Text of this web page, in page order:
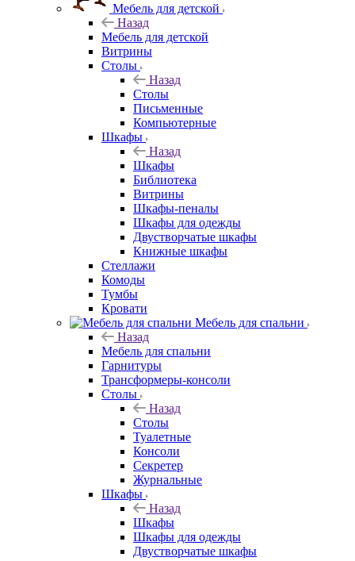
Мебель для детской
Назад
Мебель для детской
Витрины
Столы
Назад
Столы
Письменные
Компьютерные
Шкафы
Назад
Шкафы
Библиотека
Витрины
Шкафы-пеналы
Шкафы для одежды
Двустворчатые шкафы
Книжные шкафы
Стеллажи
Комоды
Тумбы
Кровати
Мебель для спальни
Назад
Мебель для спальни
Гарнитуры
Трансформеры-консоли
Столы
Назад
Столы
Туалетные
Консоли
Секретер
Журнальные
Шкафы
Назад
Шкафы
Шкафы для одежды
Двустворчатые шкафы